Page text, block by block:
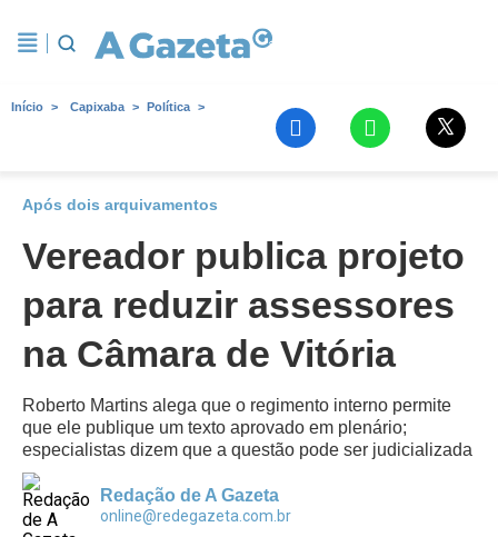
Início Capixaba Política
Após dois arquivamentos
Vereador publica projeto
para reduzir assessores
na Câmara de Vitória
Roberto Martins alega que o regimento interno permite
que ele publique um texto aprovado em plenário;
especialistas dizem que a questão pode ser judicializada
Redação de A Gazeta
online@redegazeta.com.br